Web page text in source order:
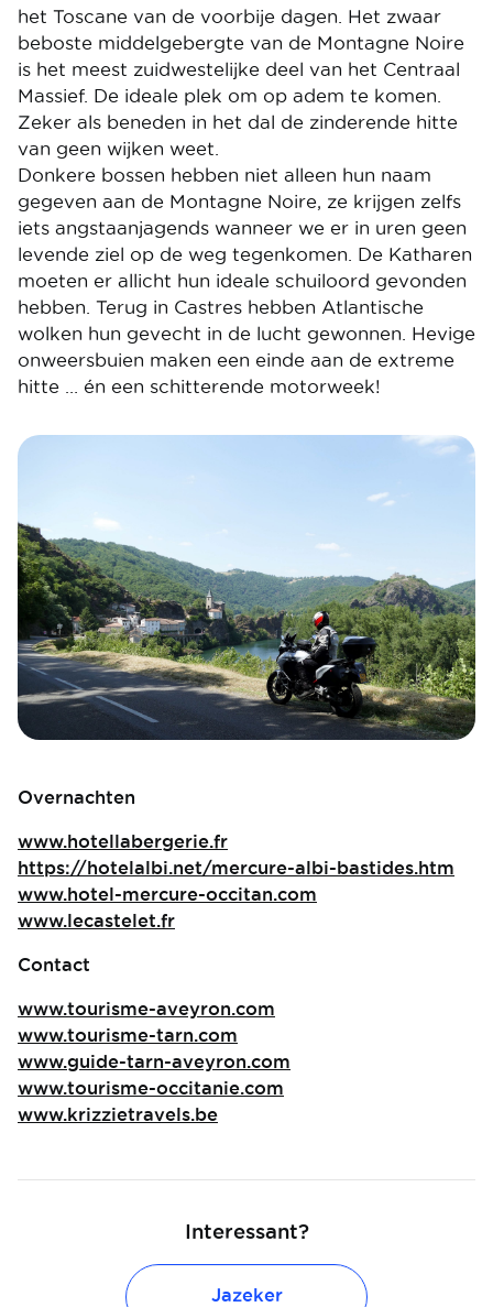
het Toscane van de voorbije dagen. Het zwaar
beboste middelgebergte van de Montagne Noire
is het meest zuidwestelijke deel van het Centraal
Massief. De ideale plek om op adem te komen.
Zeker als beneden in het dal de zinderende hitte
van geen wijken weet.
Donkere bossen hebben niet alleen hun naam
gegeven aan de Montagne Noire, ze krijgen zelfs
iets angstaanjagends wanneer we er in uren geen
levende ziel op de weg tegenkomen. De Katharen
moeten er allicht hun ideale schuiloord gevonden
hebben. Terug in Castres hebben Atlantische
wolken hun gevecht in de lucht gewonnen. Hevige
onweersbuien maken een einde aan de extreme
hitte … én een schitterende motorweek!
Image
Overnachten
www.hotellabergerie.fr
https://hotelalbi.net/mercure-albi-bastides.htm
www.hotel-mercure-occitan.com
www.lecastelet.fr
Contact
www.tourisme-aveyron.com
www.tourisme-tarn.com
www.guide-tarn-aveyron.com
www.tourisme-occitanie.com
www.krizzietravels.be
Interessant?
Jazeker